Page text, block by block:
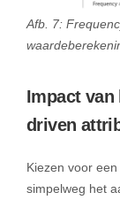
Afb. 7:
Impact van
driven
Kiezen voor
simpelweg het